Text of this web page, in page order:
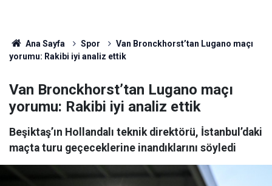
Ana Sayfa Spor
Van Bronckhorst’tan Lugano maçı
yorumu: Rakibi iyi analiz ettik
Van Bronckhorst’tan Lugano maçı
yorumu: Rakibi iyi analiz ettik
Beşiktaş’ın Hollandalı teknik direktörü, İstanbul’daki
maçta turu geçeceklerine inandıklarını söyledi